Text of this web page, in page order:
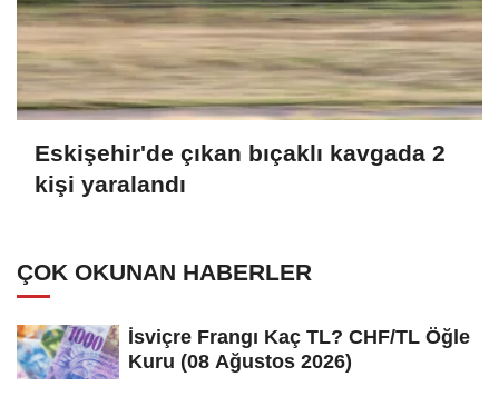
Eskişehir'de çıkan bıçaklı kavgada 2
kişi yaralandı
ÇOK OKUNAN HABERLER
İsviçre Frangı Kaç TL? CHF/TL Öğle
Kuru (08 Ağustos 2026)